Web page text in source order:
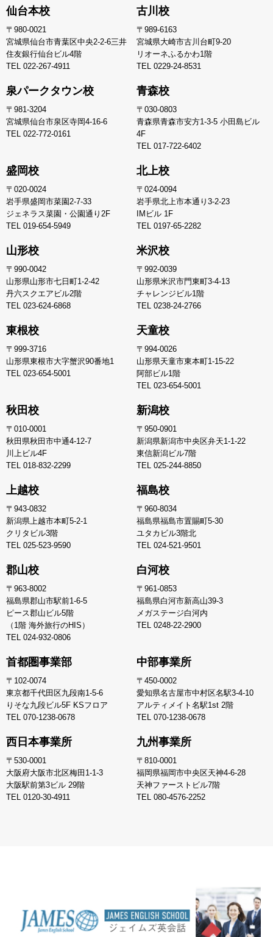
仙台本校
〒980-0021
宮城県仙台市青葉区中央2-2-6三井
住友銀行仙台ビル4階
TEL 022-267-4911
古川校
〒989-6163
宮城県大崎市古川台町9-20
リオーネふるかわ1階
TEL 0229-24-8531
泉パークタウン校
〒981-3204
宮城県仙台市泉区寺岡4-16-6
TEL 022-772-0161
青森校
〒030-0803
青森県青森市安方1-3-5 小田島ビル
4F
TEL 017-722-6402
盛岡校
〒020-0024
岩手県盛岡市菜園2-7-33
ジェネラス菜園・公園通り2F
TEL 019-654-5949
北上校
〒024-0094
岩手県北上市本通り3-2-23
IMビル 1F
TEL 0197-65-2282
山形校
〒990-0042
山形県山形市七日町1-2-42
丹六スクエアビル2階
TEL 023-624-6868
米沢校
〒992-0039
山形県米沢市門東町3-4-13
チャレンジビル1階
TEL 0238-24-2766
東根校
〒999-3716
山形県東根市大字蟹沢90番地1
TEL 023-654-5001
天童校
〒994-0026
山形県天童市東本町1-15-22
阿部ビル1階
TEL 023-654-5001
秋田校
〒010-0001
秋田県秋田市中通4-12-7
川上ビル4F
TEL 018-832-2299
新潟校
〒950-0901
新潟県新潟市中央区弁天1-1-22
東信新潟ビル7階
TEL 025-244-8850
上越校
〒943-0832
新潟県上越市本町5-2-1
クリタビル3階
TEL 025-523-9590
福島校
〒960-8034
福島県福島市置賜町5-30
ユタカビル3階北
TEL 024-521-9501
郡山校
〒963-8002
福島県郡山市駅前1-6-5
ピース郡山ビル5階
（1階 海外旅行のHIS）
TEL 024-932-0806
白河校
〒961-0853
福島県白河市新高山39-3
メガステージ白河内
TEL 0248-22-2900
首都圏事業部
〒102-0074
東京都千代田区九段南1-5-6
りそな九段ビル5F KSフロア
TEL 070-1238-0678
中部事業所
〒450-0002
愛知県名古屋市中村区名駅3-4-10
アルティメイト名駅1st 2階
TEL 070-1238-0678
西日本事業所
〒530-0001
大阪府大阪市北区梅田1-1-3
大阪駅前第3ビル 29階
TEL 0120-30-4911
九州事業所
〒810-0001
福岡県福岡市中央区天神4-6-28
天神ファーストビル7階
TEL 080-4576-2252